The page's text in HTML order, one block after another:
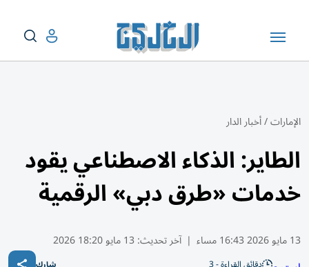
الإمارات/أخبار الدار
الطاير: الذكاء الاصطناعي يقود
خدمات «طرق دبي» الرقمية
13 مايو 2026 16:43 مساء | آخر تحديث: 13 مايو 18:20 2026